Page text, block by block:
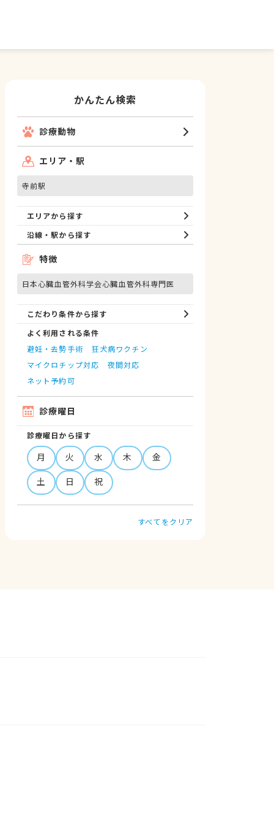
かんたん検索
診療動物
エリア・駅
寺前駅
エリアから探す
沿線・駅から探す
特徴
日本心臓血管外科学会心臓血管外科専門医
こだわり条件から探す
よく利用される条件
避妊・去勢手術
狂犬病ワクチン
マイクロチップ対応
夜間対応
ネット予約可
診療曜日
診療曜日から探す
月 火 水 木
金
土
日 祝
すべてをクリア